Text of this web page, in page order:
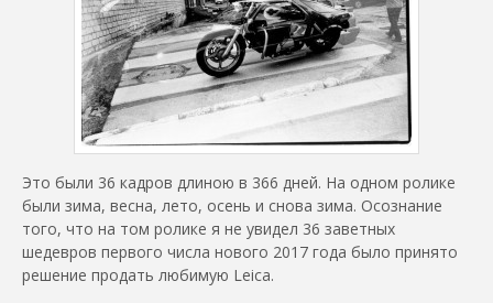
Это были 36 кадров длиною в 366 дней. На одном ролике
были зима, весна, лето, осень и снова зима. Осознание
того, что на том ролике я не увидел 36 заветных
шедевров первого числа нового 2017 года было принято
решение продать любимую Leica.